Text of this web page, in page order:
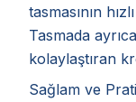
tasmasının
Tasmada
kolaylaştıran
Sağlam ve